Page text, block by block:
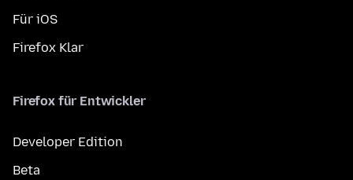
Für iOS
Firefox Klar
Firefox für Entwickler
Developer Edition
Beta